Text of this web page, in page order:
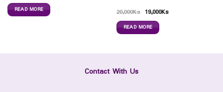
READ MORE 20,000Ks 19,000Ks
READ MORE
Contact With Us